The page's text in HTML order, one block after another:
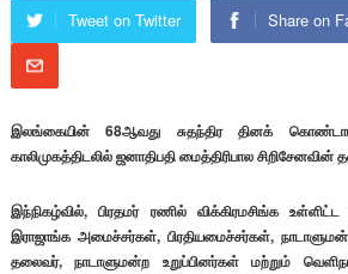
Tweet on Twitter Share on
இலங்கையின் 68ஆவது சுதந்திர தினக்
காலிமுகத்திடலில் ஜனாதிபதி மைத்திரிபால
இந்நிகழ்வில், பிரதமர் ரணில் விக்கிரமசிங்க
இராஜாங்க அமைச்சர்கள், பிரதியமைச்சர்கள்,
தலைவர், நாடாளுமன்ற உறுப்பினர்கள் மற்றும்